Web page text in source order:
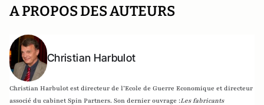
A PROPOS DES AUTEURS
Christian Harbulot
Christian Harbulot est directeur de l’Ecole de Guerre Economique et directeur
associé du cabinet Spin Partners. Son dernier ouvrage :Les fabricants